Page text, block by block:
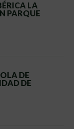
LA
PARQUE
DE
DE